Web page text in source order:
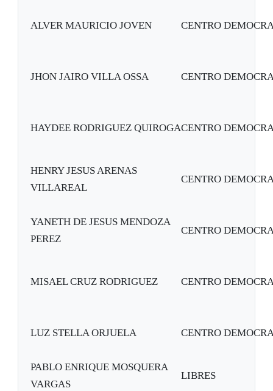
ALVER MAURICIO JOVEN CENTRO
JHON JAIRO VILLA OSSA CENTRO
HAYDEE RODRIGUEZ QUIROGACENTRO
HENRY JESUS ARENAS
VILLAREAL
CENTRO
YANETH DE JESUS MENDOZA
PEREZ
CENTRO
MISAEL CRUZ RODRIGUEZ CENTRO
LUZ STELLA ORJUELA CENTRO
PABLO ENRIQUE MOSQUERA
VARGAS
LIBRES